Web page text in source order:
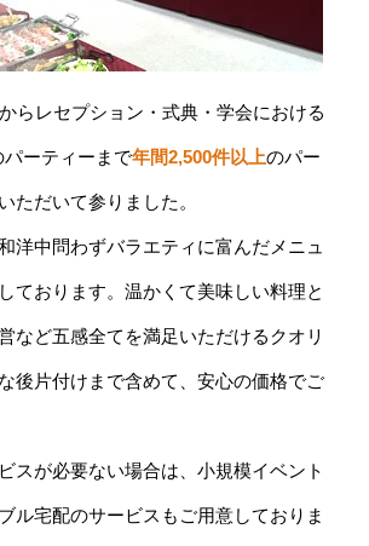
らレセプション・式典・学会における
ーティーまで年間2,500件以上のパー
ただいて参りました。
洋中問わずバラエティに富んだメニュ
ております。温かくて美味しい料理と
など五感全てを満足いただけるクオリ
後片付けまで含めて、安心の価格でご
スが必要ない場合は、小規模イベント
ル宅配のサービスもご用意しておりま